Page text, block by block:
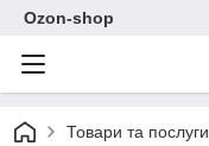
Ozon-shop
Товари та послуги